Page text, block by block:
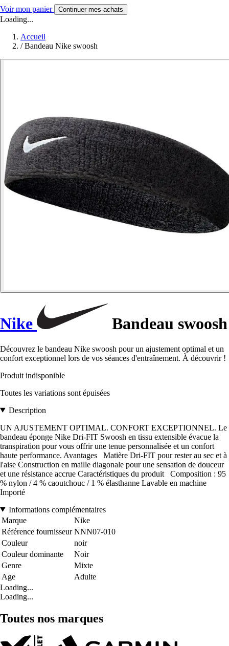
Voir mon panier Continuer mes achats
Loading...
Accueil
/ Bandeau Nike swoosh
Nike Bandeau swoosh
Découvrez le bandeau Nike swoosh pour un ajustement optimal et un
confort exceptionnel lors de vos séances d'entraînement. À découvrir !
Produit indisponible
Toutes les variations sont épuisées
Description
UN AJUSTEMENT OPTIMAL. CONFORT EXCEPTIONNEL. Le
bandeau éponge Nike Dri-FIT Swoosh en tissu extensible évacue la
transpiration pour vous offrir une tenue personnalisée et un confort
haute performance. Avantages Matière Dri-FIT pour rester au sec et à
l'aise Construction en maille diagonale pour une sensation de douceur
et une résistance accrue Caractéristiques du produit Composition : 95
% nylon / 4 % caoutchouc / 1 % élasthanne Lavable en machine
Importé
Informations complémentaires
Marque
Nike
Référence fournisseur NNN07-010
Couleur
noir
Couleur dominante
Noir
Genre
Mixte
Age
Adulte
Loading...
Loading...
Toutes nos marques